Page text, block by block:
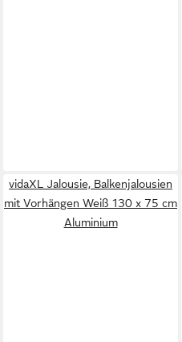
vidaXL Jalousie, Balkenjalousien
mit Vorhängen Weiß 130 x 75 cm
Aluminium